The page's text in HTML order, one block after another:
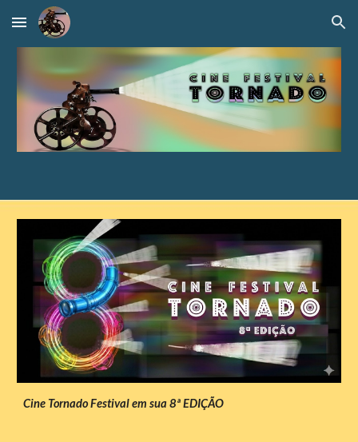
Skip to main content Skip to navigation
Cine Tornado Festival em sua 8ª EDIÇÃO